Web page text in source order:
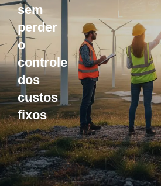
sem
perder
o
controle
dos
custos
fixos